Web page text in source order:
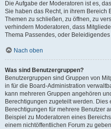
Die Aufgabe der Moderatoren ist es,
Sie haben das Recht, in ihrem Bereich
Themen zu schließen, zu öffnen, zu
verhindern Moderatoren, dass
Thema Passendes, oder
Nach oben
Was sind Benutzergruppen?
Benutzergruppen sind Gruppen von
in für die Board-Administration
kann mehreren Gruppen angehören
Berechtigungen zugeteilt werden. Dies
Berechtigungen für mehrere Benutzer
Beispiel zu Moderatoren eines
einem nichtöffentlichen Forum zu